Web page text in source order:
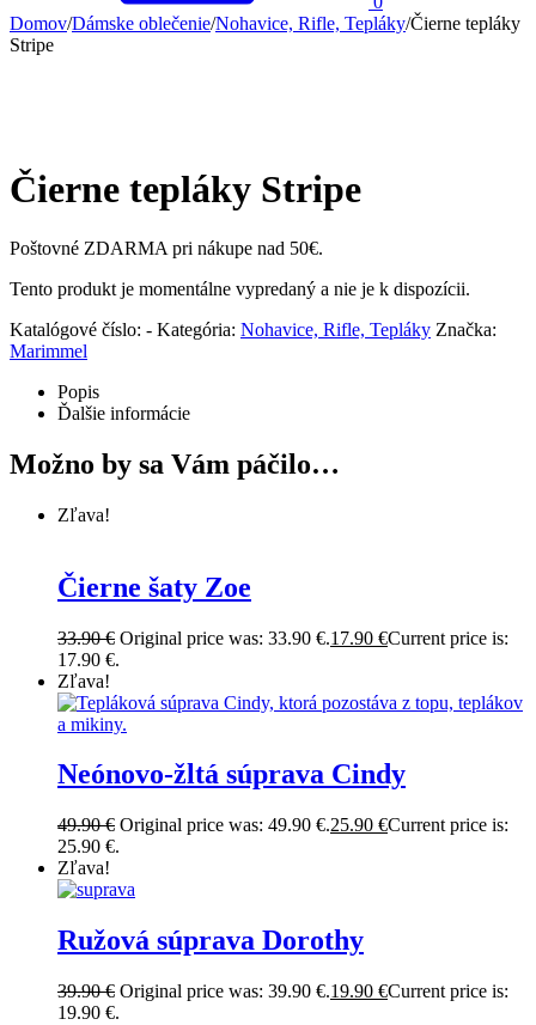
Domov/Dámske oblečenie/Nohavice, Rifle, Tepláky/Čierne tepláky
Stripe
Čierne tepláky Stripe
Poštovné ZDARMA pri nákupe nad 50€.
Tento produkt je momentálne vypredaný a nie je k dispozícii.
Katalógové číslo: - Kategória: Nohavice, Rifle, Tepláky Značka:
Marimmel
Popis
Ďalšie informácie
Možno by sa Vám páčilo…
Zľava!
Čierne šaty Zoe
33.90€ Original price was: 33.90 €.17.90 €Current price is:
17.90 €.
Zľava!
Neónovo-žltá súprava Cindy
49.90€ Original price was: 49.90 €.25.90 €Current price is:
25.90 €.
Zľava!
Ružová súprava Dorothy
39.90€ Original price was: 39.90 €.19.90 €Current price is:
19.90 €.